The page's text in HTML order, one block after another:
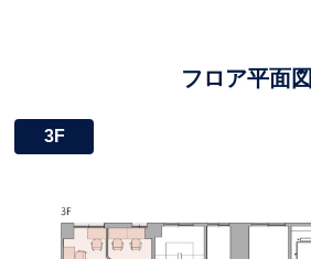
フロア平面図
3F